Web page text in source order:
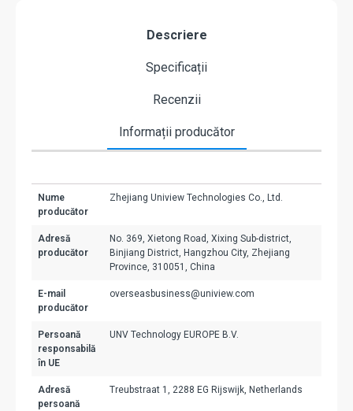
Descriere
Specificații
Recenzii
Informații producător
Nume
producător
Zhejiang Uniview Technologies Co., Ltd.
Adresă
producător
No. 369, Xietong Road, Xixing Sub-district,
Binjiang District, Hangzhou City, Zhejiang
Province, 310051, China
E-mail
producător
overseasbusiness@uniview.com
Persoană
responsabilă
în UE
UNV Technology EUROPE B.V.
Adresă
persoană
Treubstraat 1, 2288 EG Rijswijk, Netherlands